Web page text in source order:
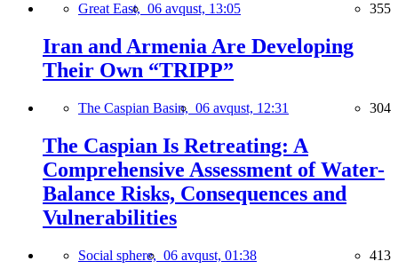
Great East, 06 avqust, 13:05 355
Iran and Armenia Are Developing
Their Own “TRIPP”
The Caspian Basin, 06 avqust, 12:31 304
The Caspian Is Retreating: A
Comprehensive Assessment of Water-
Balance Risks, Consequences and
Vulnerabilities
Social sphere, 06 avqust, 01:38 413